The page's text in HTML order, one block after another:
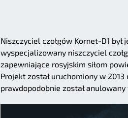
Niszczyciel czołgów Kornet-D1
wyspecjalizowany niszczyciel
zapewniające rosyjskim siłom
Projekt został uruchomiony w
prawdopodobnie został